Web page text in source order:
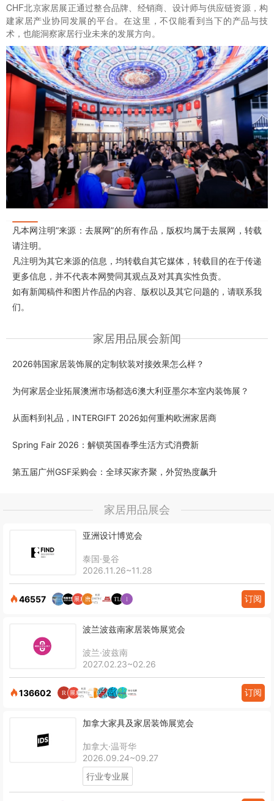
CHF北京家居展正通过整合品牌、经销商、设计师与供应链资源，构
建家居产业协同发展的平台。在这里，不仅能看到当下的产品与技
术，也能洞察家居行业未来的发展方向。
凡本网注明“来源：去展网”的所有作品，版权均属于去展网，转载
请注明。
凡注明为其它来源的信息，均转载自其它媒体，转载目的在于传递
更多信息，并不代表本网赞同其观点及对其真实性负责。
如有新闻稿件和图片作品的内容、版权以及其它问题的，请联系我
们。
家居用品展会新闻
2026韩国家居装饰展的定制软装对接效果怎么样？
为何家居企业拓展澳洲市场都选6澳大利亚墨尔本室内装饰展？
从面料到礼品，INTERGIFT 2026如何重构欧洲家居商
Spring Fair 2026：解锁英国春季生活方式消费新
第五届广州GSF采购会：全球买家齐聚，外贸热度飙升
家居用品展会
亚洲设计博览会
泰国·曼谷
2026.11.26~11.28
46557 订阅
波兰波兹南家居装饰展览会
波兰·波兹南
2027.02.23~02.26
136602 订阅
加拿大家具及家居装饰展览会
加拿大·温哥华
2026.09.24~09.27
行业专业展